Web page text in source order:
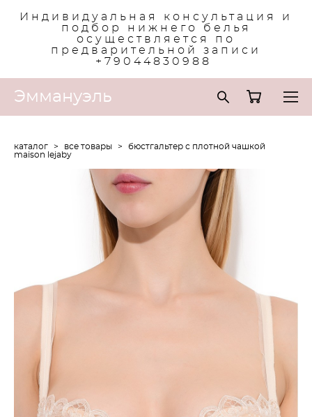
Индивидуальная консультация и
подбор нижнего белья
осуществляется по
предварительной записи
+79044830988
Эммануэль
каталог > все товары >
бюстгальтер с плотной чашкой
maison lejaby